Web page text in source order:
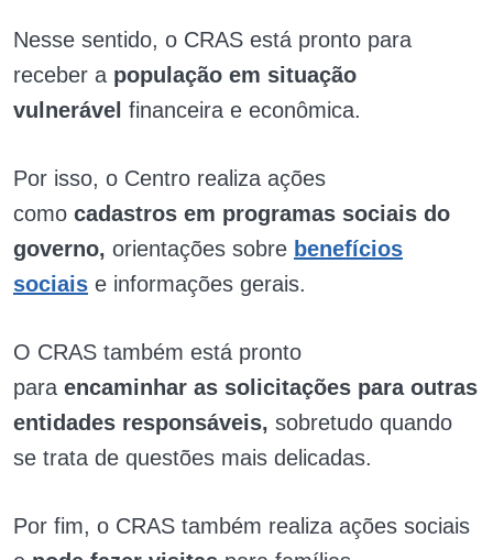
Nesse sentido, o CRAS está pronto para
receber a população em situação
vulnerável financeira e econômica.
Por isso, o Centro realiza ações
como cadastros em programas sociais do
governo, orientações sobre benefícios
sociais e informações gerais.
O CRAS também está pronto
para encaminhar as solicitações para outras
entidades responsáveis, sobretudo quando
se trata de questões mais delicadas.
Por fim, o CRAS também realiza ações sociais